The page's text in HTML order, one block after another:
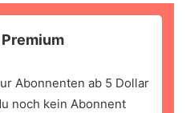
Abonnenten ab 5 Dollar
noch kein Abonnent